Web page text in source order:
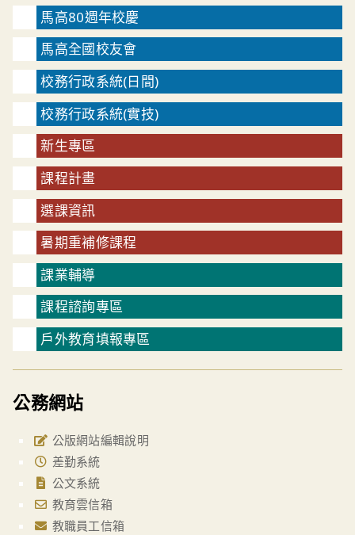
馬高80週年校慶
馬高全國校友會
校務行政系統(日間)
校務行政系統(實技)
新生專區
課程計畫
選課資訊
暑期重補修課程
課業輔導
課程諮詢專區
戶外教育填報專區
公務網站
公版網站編輯說明
差勤系統
公文系統
教育雲信箱
教職員工信箱